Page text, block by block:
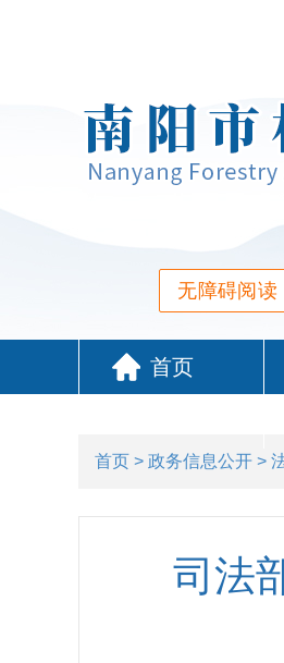
无障碍阅读
首页
首页 > 政务信息公开 >
司法